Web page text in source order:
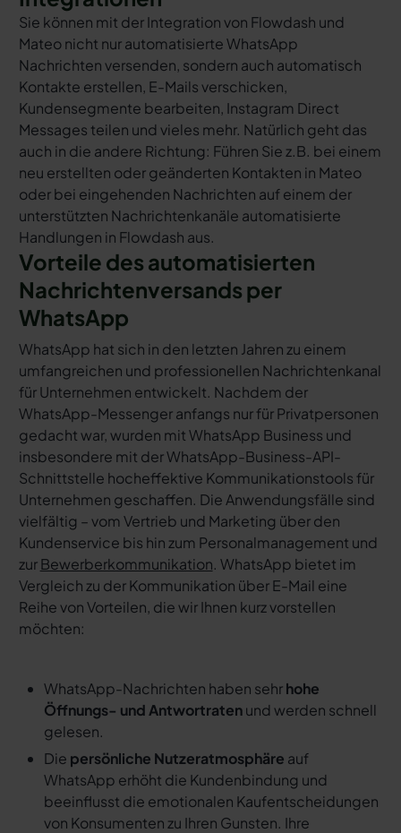
Sie können mit der Integration von Flowdash und
Mateo nicht nur automatisierte WhatsApp
Nachrichten versenden, sondern auch automatisch
Kontakte erstellen, E-Mails verschicken,
Kundensegmente bearbeiten, Instagram Direct
Messages teilen und vieles mehr. Natürlich geht das
auch in die andere Richtung: Führen Sie z.B. bei einem
neu erstellten oder geänderten Kontakten in Mateo
oder bei eingehenden Nachrichten auf einem der
unterstützten Nachrichtenkanäle automatisierte
Handlungen in Flowdash aus.
Vorteile des automatisierten
Nachrichtenversands per
WhatsApp
WhatsApp hat sich in den letzten Jahren zu einem
umfangreichen und professionellen Nachrichtenkanal
für Unternehmen entwickelt. Nachdem der
WhatsApp-Messenger anfangs nur für Privatpersonen
gedacht war, wurden mit WhatsApp Business und
insbesondere mit der WhatsApp-Business-API-
Schnittstelle hocheffektive Kommunikationstools für
Unternehmen geschaffen. Die Anwendungsfälle sind
vielfältig – vom Vertrieb und Marketing über den
Kundenservice bis hin zum Personalmanagement und
zurBewerberkommunikation. WhatsApp bietet im
Vergleich zu der Kommunikation über E-Mail eine
Reihe von Vorteilen, die wir Ihnen kurz vorstellen
möchten:
WhatsApp-Nachrichten haben sehrhohe
Öffnungs- und Antwortratenund werden schnell
gelesen.
Die persönliche Nutzeratmosphäre auf
WhatsApp erhöht die Kundenbindung und
beeinflusst die emotionalen Kaufentscheidungen
von Konsumenten zu Ihren Gunsten. Ihre